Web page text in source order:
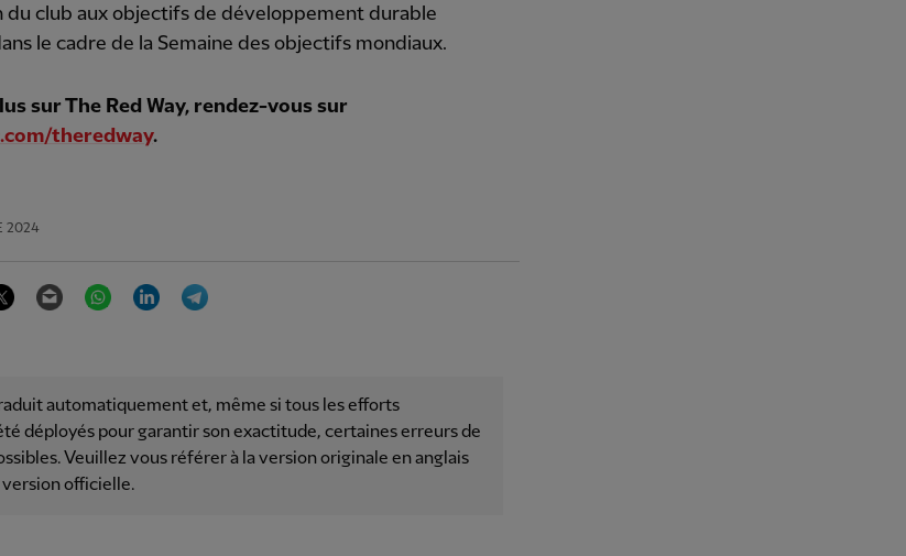
du club aux objectifs de développement durable
le cadre de la Semaine des objectifs mondiaux.
sur The Red Way, rendez-vous sur
theredway.
2024
Twitter Email WhatsAppLinkedIn
automatiquement et, même si tous les efforts
déployés pour garantir son exactitude, certaines erreurs de
Veuillez vous référer à la version originale en anglais
officielle.